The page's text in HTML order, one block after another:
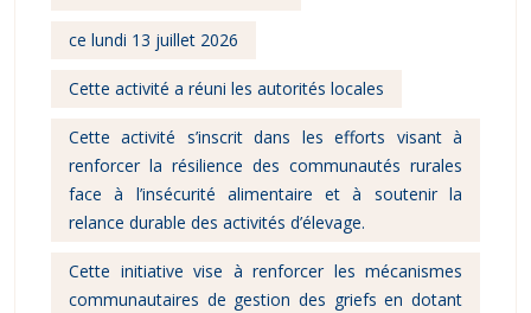
ce lundi 13 juillet 2026
Cette activité a réuni les autorités locales
Cette activité s’inscrit dans les efforts visant à
renforcer la résilience des communautés rurales
face à l’insécurité alimentaire et à soutenir la
relance durable des activités d’élevage.
Cette initiative vise à renforcer les mécanismes
communautaires de gestion des griefs en dotant